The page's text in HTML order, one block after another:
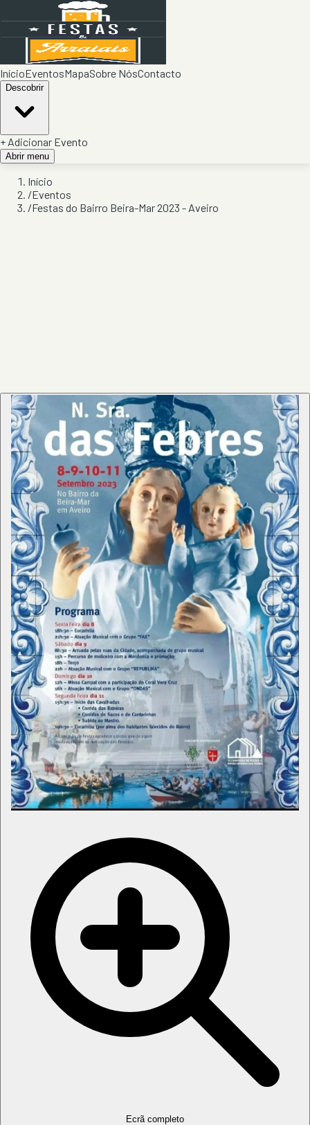
InícioEventosMapaSobre NósContacto
Descobrir
+ Adicionar Evento
Abrir menu
Início
/Eventos
/Festas do Bairro Beira-Mar 2023 - Aveiro
Ecrã completo